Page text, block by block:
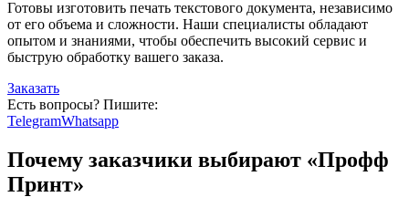
Готовы изготовить печать текстового документа, независимо
от его объема и сложности. Наши специалисты обладают
опытом и знаниями, чтобы обеспечить высокий сервис и
быструю обработку вашего заказа.
Заказать
Есть вопросы? Пишите:
TelegramWhatsapp
Почему заказчики выбирают «Профф
Принт»